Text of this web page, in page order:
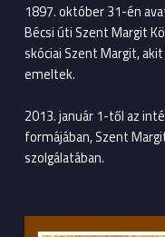
1897. október 31-én
Bécsi úti Szent Margit
skóciai Szent Margit,
emeltek.
2013. január 1-től az
formájában, Szent
szolgálatában.